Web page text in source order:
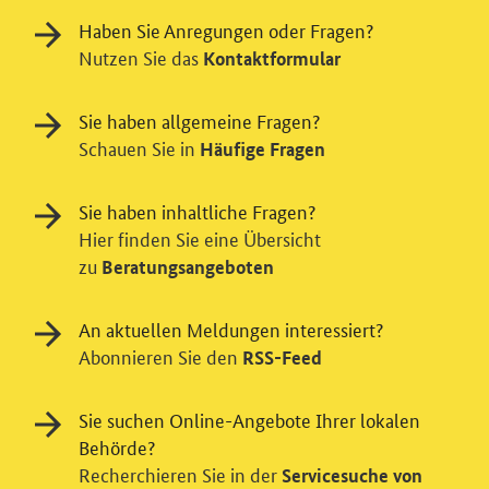
Einwilligung in Tracking und / oder
Wir bitten Sie an dieser Stelle um Ihre Einwilligung für
verschiedene Zusatzdienste unserer Webseite: Wir
datenschutzfreundlicher Statistiken verstehen, um
unsere Öffentlichkeitsarbeit zu verbessern. Zusätzlich
können Sie in die Nutzung eines Videodienstes
Haben Sie Anregungen oder Fragen?
Nutzen Sie das Kontaktformular
Sie haben allgemeine Fragen?
Schauen Sie in Häufige Fragen
Sie haben inhaltliche Fragen?
Hier finden Sie eine Übersicht
zu Beratungsangeboten
An aktuellen Meldungen interessiert?
Abonnieren Sie den RSS-Feed
Sie suchen Online-Angebote Ihrer lokalen
Behörde?
Recherchieren Sie in der Servicesuche von